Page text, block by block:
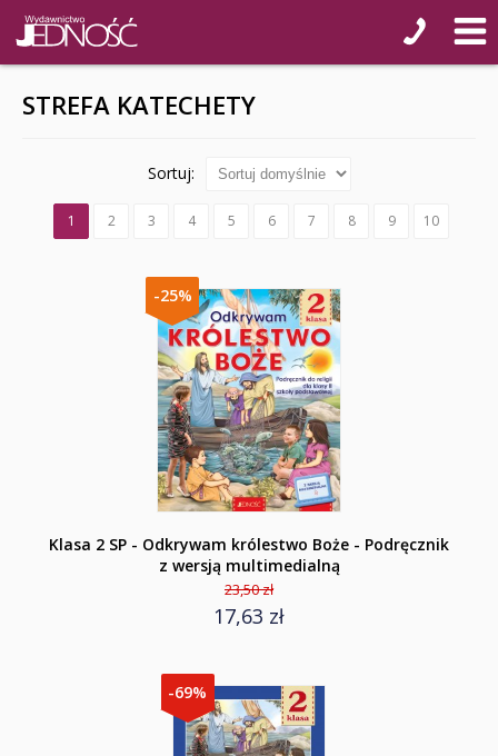
STREFA KATECHETY
Sortuj:
1 2 3 4 5 6 7 8 9 10
-25%
Klasa 2 SP - Odkrywam królestwo Boże - Podręcznik
z wersją multimedialną
23,50 zł
17,63 zł
-69%